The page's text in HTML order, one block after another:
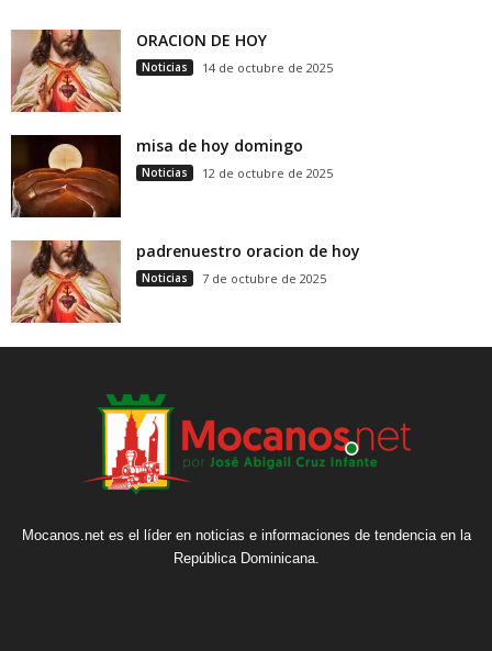
ORACION DE HOY
Noticias 14 de octubre de 2025
misa de hoy domingo
Noticias 12 de octubre de 2025
padrenuestro oracion de hoy
Noticias 7 de octubre de 2025
Mocanos.net es el líder en noticias e informaciones de tendencia en la
República Dominicana.